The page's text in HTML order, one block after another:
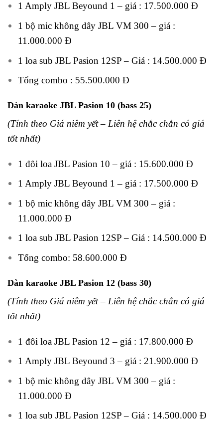
1 Amply JBL Beyound 1 – giá : 17.500.000 Đ
1 bộ mic không dây JBL VM 300 – giá :
11.000.000 Đ
1 loa sub JBL Pasion 12SP – Giá : 14.500.000 Đ
Tổng combo : 55.500.000 Đ
Dàn karaoke JBL Pasion 10 (bass 25)
(Tính theo Giá niêm yết – Liên hệ chắc chắn có giá
tốt nhất)
1 đôi loa JBL Pasion 10 – giá : 15.600.000 Đ
1 Amply JBL Beyound 1 – giá : 17.500.000 Đ
1 bộ mic không dây JBL VM 300 – giá :
11.000.000 Đ
1 loa sub JBL Pasion 12SP – Giá : 14.500.000 Đ
Tổng combo: 58.600.000 Đ
Dàn karaoke JBL Pasion 12 (bass 30)
(Tính theo Giá niêm yết – Liên hệ chắc chắn có giá
tốt nhất)
1 đôi loa JBL Pasion 12 – giá : 17.800.000 Đ
1 Amply JBL Beyound 3 – giá : 21.900.000 Đ
1 bộ mic không dây JBL VM 300 – giá :
11.000.000 Đ
1 loa sub JBL Pasion 12SP – Giá : 14.500.000 Đ